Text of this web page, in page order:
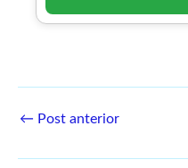
← Post anterior